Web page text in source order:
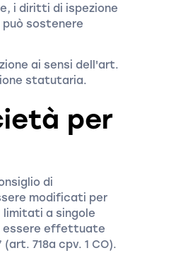
i diritti di ispezione
può sostenere
ai sensi dell'art.
statutaria.
per
di
modificati per
limitati a singole
essere effettuate
718a cpv. 1 CO).